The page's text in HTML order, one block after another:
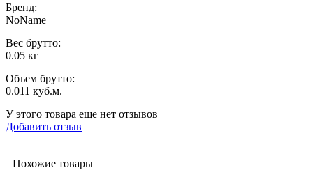
Бренд:
NoName
Вес брутто:
0.05 кг
Объем брутто:
0.011 куб.м.
У этого товара еще нет отзывов
Добавить отзыв
Похожие товары